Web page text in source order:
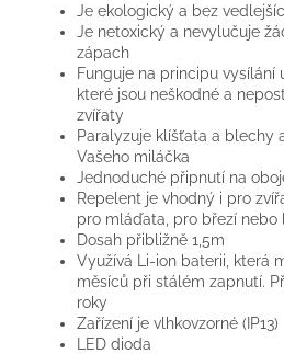
Je ekologický a bez
Je netoxický a nevylučuje
zápach
Funguje na principu vysílání
které jsou neškodné a
zvířaty
Paralyzuje klíšťata a blechy
Vašeho miláčka
Jednoduché připnutí na
Repelent je vhodný i pro
pro mláďata, pro březí nebo
Dosah přibližně 1,5m
Využívá Li-ion baterii, která
měsíců při stálém zapnutí.
roky
Zařízení je vlhkovzorné (IP13)
LED dioda